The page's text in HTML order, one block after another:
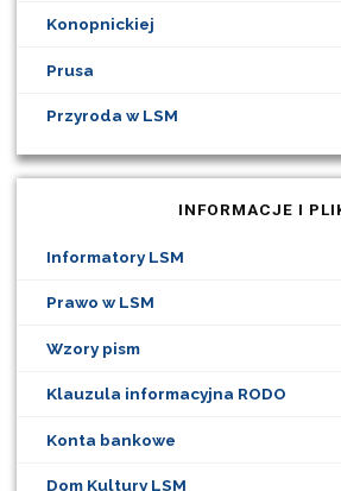
Konopnickiej
Prusa
Przyroda w LSM
INFORMACJE I
Informatory LSM
Prawo w LSM
Wzory pism
Klauzula informacyjna RODO
Konta bankowe
Dom Kultury LSM